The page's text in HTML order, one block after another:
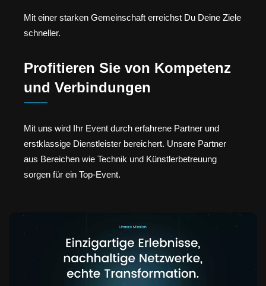
Mit einer starken Gemeinschaft erreichst Du Deine Ziele
schneller.
Profitieren Sie von Kompetenz
und Verbindungen
Mit uns wird Ihr Event durch erfahrene Partner und
erstklassige Dienstleister bereichert. Unsere Partner
aus Bereichen wie Technik und Künstlerbetreuung
sorgen für ein Top-Event.